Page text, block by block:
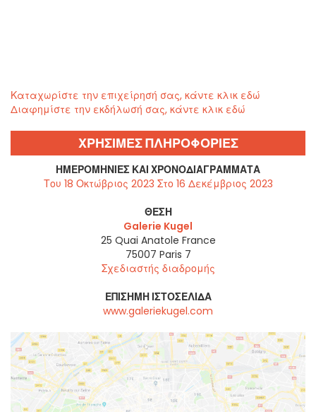
Καταχωρίστε την επιχείρησή σας, κάντε κλικ εδώ
Διαφημίστε την εκδήλωσή σας, κάντε κλικ εδώ
ΧΡΗΣΙΜΕΣ ΠΛΗΡΟΦΟΡΙΕΣ
ΗΜΕΡΟΜΗΝΊΕΣ ΚΑΙ ΧΡΟΝΟΔΙΑΓΡΆΜΜΑΤΑ
Του 18 Οκτώβριος 2023 Στο 16 Δεκέμβριος 2023
ΘΈΣΗ
Galerie Kugel
25 Quai Anatole France
75007 Paris 7
Σχεδιαστής διαδρομής
ΕΠΊΣΗΜΗ ΙΣΤΟΣΕΛΊΔΑ
www.galeriekugel.com